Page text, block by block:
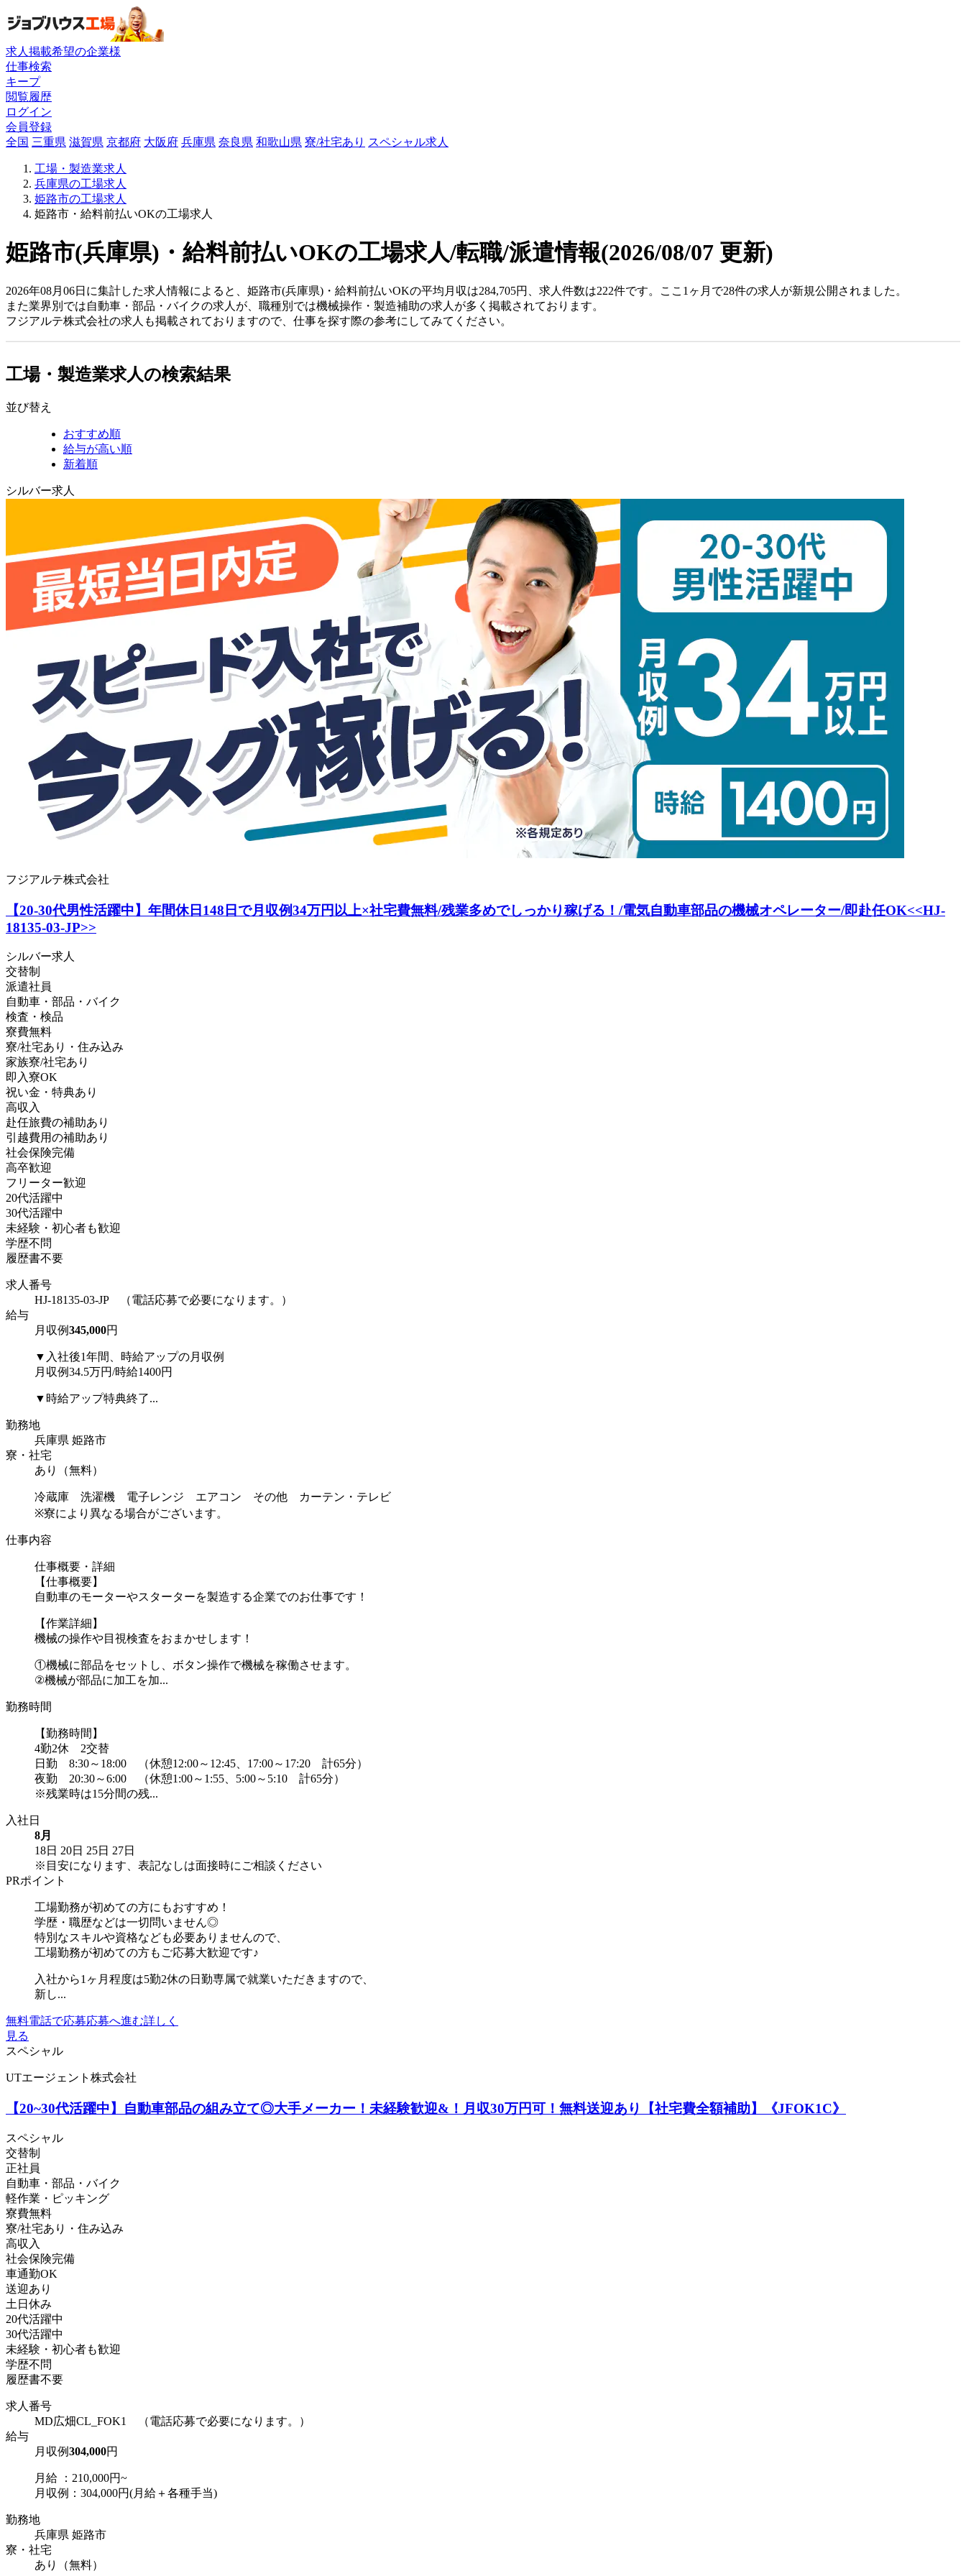
求人掲載希望の企業様
仕事検索
キープ
閲覧履歴
ログイン
会員登録
全国 三重県 滋賀県 京都府 大阪府 兵庫県 奈良県 和歌山県 寮/社宅あり スペシャル求人
工場・製造業求人
兵庫県の工場求人
姫路市の工場求人
姫路市・給料前払いOKの工場求人
姫路市(兵庫県)・給料前払いOKの工場求人/転職/派遣情報(2026/08/07 更新)
2026年08月06日に集計した求人情報によると、姫路市(兵庫県)・給料前払いOKの平均月収は284,705円、求人件数は222件です。ここ1ヶ月で28件の求人が新規公開されました。
また業界別では自動車・部品・バイクの求人が、職種別では機械操作・製造補助の求人が多く掲載されております。
フジアルテ株式会社の求人も掲載されておりますので、仕事を探す際の参考にしてみてください。
工場・製造業求人の検索結果
並び替え
おすすめ順
給与が高い順
新着順
シルバー求人
フジアルテ株式会社
【20-30代男性活躍中】年間休日148日で月収例34万円以上×社宅費無料/残業多めでしっかり稼げる！/電気自動車部品の機械オペレーター/即赴任OK<<HJ-
18135-03-JP>>
シルバー求人
交替制
派遣社員
自動車・部品・バイク
検査・検品
寮費無料
寮/社宅あり・住み込み
家族寮/社宅あり
即入寮OK
祝い金・特典あり
高収入
赴任旅費の補助あり
引越費用の補助あり
社会保険完備
高卒歓迎
フリーター歓迎
20代活躍中
30代活躍中
未経験・初心者も歓迎
学歴不問
履歴書不要
求人番号
HJ-18135-03-JP （電話応募で必要になります。）
給与
月収例345,000円
▼入社後1年間、時給アップの月収例
月収例34.5万円/時給1400円
▼時給アップ特典終了...
勤務地
兵庫県 姫路市
寮・社宅
あり（無料）
冷蔵庫 洗濯機 電子レンジ エアコン その他 カーテン・テレビ
※寮により異なる場合がございます。
仕事内容
仕事概要・詳細
【仕事概要】
自動車のモーターやスターターを製造する企業でのお仕事です！
【作業詳細】
機械の操作や目視検査をおまかせします！
①機械に部品をセットし、ボタン操作で機械を稼働させます。
②機械が部品に加工を加...
勤務時間
【勤務時間】
4勤2休 2交替
日勤 8:30～18:00 （休憩12:00～12:45、17:00～17:20 計65分）
夜勤 20:30～6:00 （休憩1:00～1:55、5:00～5:10 計65分）
※残業時は15分間の残...
入社日
8月
18日 20日 25日 27日
※目安になります、表記なしは面接時にご相談ください
PRポイント
工場勤務が初めての方にもおすすめ！
学歴・職歴などは一切問いません◎
特別なスキルや資格なども必要ありませんので、
工場勤務が初めての方もご応募大歓迎です♪
入社から1ヶ月程度は5勤2休の日勤専属で就業いただきますので、
新し...
無料電話で応募応募へ進む詳しく
見る
スペシャル
UTエージェント株式会社
【20~30代活躍中】自動車部品の組み立て◎大手メーカー！未経験歓迎&！月収30万円可！無料送迎あり【社宅費全額補助】《JFOK1C》
スペシャル
交替制
正社員
自動車・部品・バイク
軽作業・ピッキング
寮費無料
寮/社宅あり・住み込み
高収入
社会保険完備
車通勤OK
送迎あり
土日休み
20代活躍中
30代活躍中
未経験・初心者も歓迎
学歴不問
履歴書不要
求人番号
MD広畑CL_FOK1 （電話応募で必要になります。）
給与
月収例304,000円
月給 ：210,000円~
月収例：304,000円(月給＋各種手当)
勤務地
兵庫県 姫路市
寮・社宅
あり（無料）